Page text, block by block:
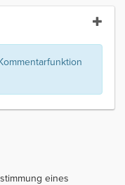
eines